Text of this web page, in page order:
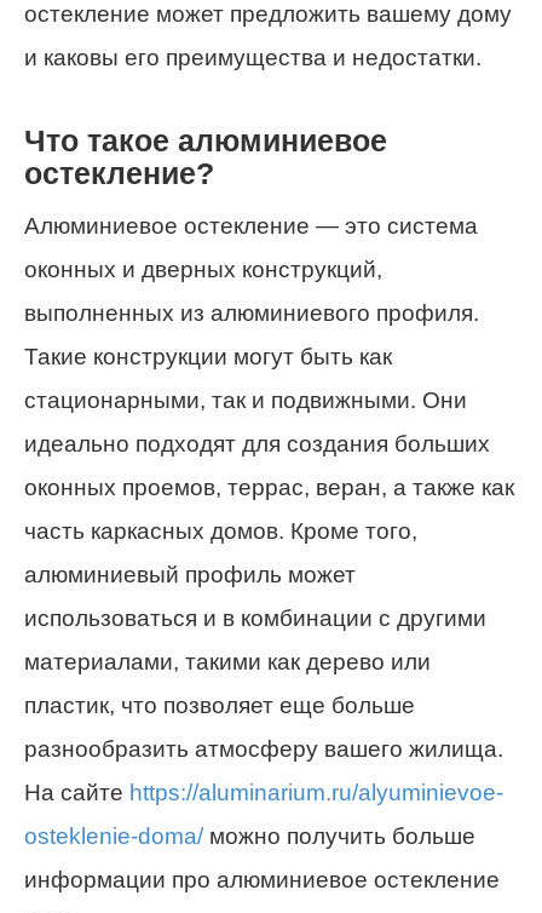
остекление может предложить вашему дому
и каковы его преимущества и недостатки.
Что такое алюминиевое
остекление?
Алюминиевое остекление — это система
оконных и дверных конструкций,
выполненных из алюминиевого профиля.
Такие конструкции могут быть как
стационарными, так и подвижными. Они
идеально подходят для создания больших
оконных проемов, террас, веран, а также как
часть каркасных домов. Кроме того,
алюминиевый профиль может
использоваться и в комбинации с другими
материалами, такими как дерево или
пластик, что позволяет еще больше
разнообразить атмосферу вашего жилища.
На сайте https://aluminarium.ru/alyuminievoe-
osteklenie-doma/можно получить больше
информации про алюминиевое остекление